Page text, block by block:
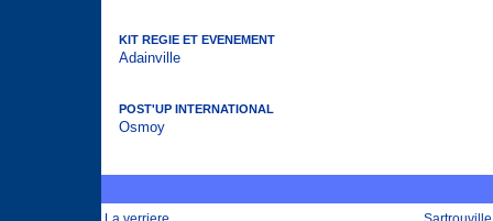
KIT REGIE ET EVENEMENT
Adainville
POST'UP INTERNATIONAL
Osmoy